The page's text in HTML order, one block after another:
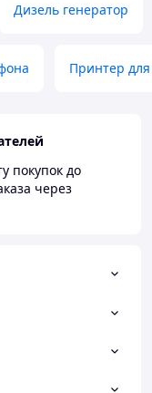
Дизель генератор
Принтер
покупок до
через